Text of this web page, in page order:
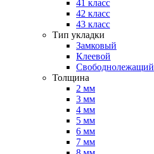
41 класс
42 класс
43 класс
Тип укладки
Замковый
Клеевой
Свободнолежащий
Толщина
2 мм
3 мм
4 мм
5 мм
6 мм
7 мм